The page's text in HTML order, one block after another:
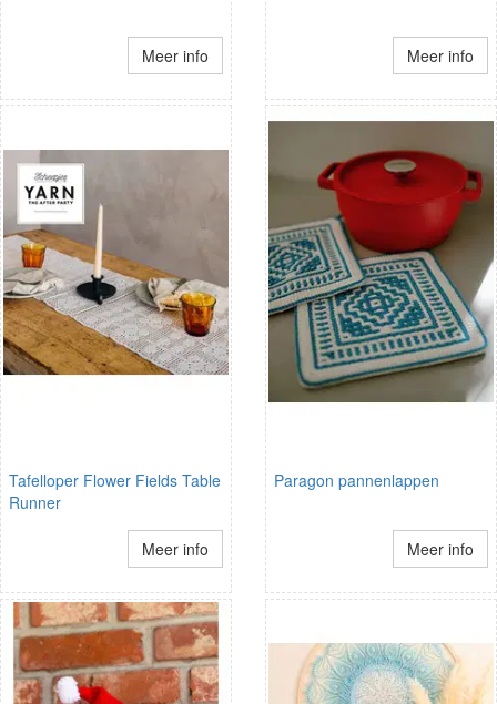
Meer info Meer info
Tafelloper Flower Fields Table
Runner
Meer info
Paragon pannenlappen
Meer info